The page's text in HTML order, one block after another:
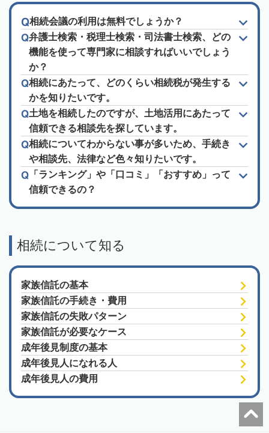
相続会議の利用は無料でしょうか？
弁護士検索・税理士検索・司法書士検索、どの
機能を使って専門家に相談すればいいでしょう
か？
相続にあたって、どのくらい相続税が発生する
かを知りたいです。
土地を相続したのですが、土地活用にあたって
信頼できる相談先を探しています。
相続についてわからない事が多いため、手続き
や相談先、法律など色々知りたいです。
「ランキング」や「口コミ」「おすすめ」って
信頼できるの？
相続について知る
家族信託の基本
家族信託の手続き・費用
家族信託の失敗パターン
家族信託が必要なケース
成年後見制度の基本
成年後見人になれる人
成年後見人の費用